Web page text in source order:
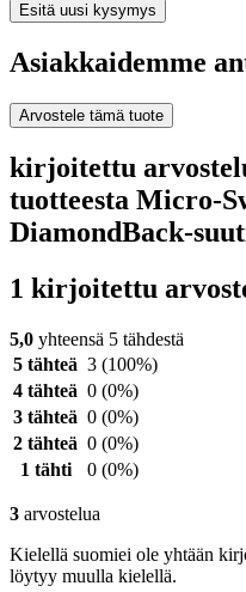
Esitä uusi kysymys
Asiakkaidemme
Arvostele tämä tuote
kirjoitettu
tuotteesta Micro-
DiamondBack-
1 kirjoitettu
5,0 yhteensä 5 tähdestä
5 tähteä 3 (100%)
4 tähteä 0 (0%)
3 tähteä 0 (0%)
2 tähteä 0 (0%)
1 tähti
0 (0%)
3 arvostelua
Kielellä suomiei ole yhtään
löytyy muulla kielellä.